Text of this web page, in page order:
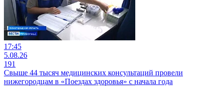
17:45
5.08.26
191
Свыше 44 тысяч медицинских консультаций провели
нижегородцам в «Поездах здоровья» с начала года